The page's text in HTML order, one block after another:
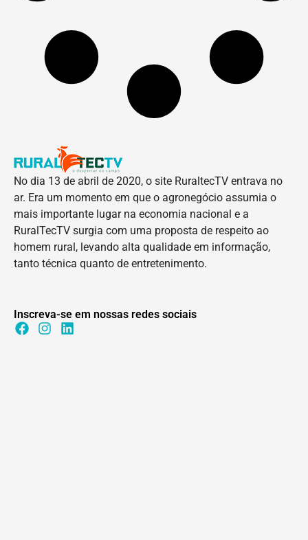
No dia 13 de abril de 2020, o site RuraltecTV entrava no
ar. Era um momento em que o agronegócio assumia o
mais importante lugar na economia nacional e a
RuralTecTV surgia com uma proposta de respeito ao
homem rural, levando alta qualidade em informação,
tanto técnica quanto de entretenimento.
Inscreva-se em nossas redes sociais